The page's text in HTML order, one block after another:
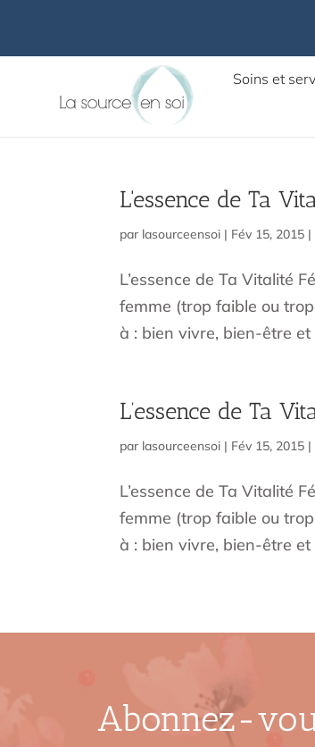
Soins et
L'essence de Ta
par lasourceensoi | Fév 15, 2015 |
L’essence de Ta Vitalité
femme (trop faible ou
à : bien vivre, bien-être et
L’essence de Ta
par lasourceensoi | Fév 15, 2015 |
L’essence de Ta Vitalité
femme (trop faible ou
à : bien vivre, bien-être et
Abonnez-